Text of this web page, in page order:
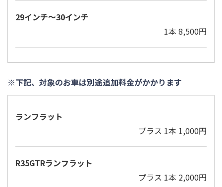
29インチ〜30インチ
1本 8,500円
※下記、対象のお車は別途追加料金がかかります
ランフラット
プラス 1本 1,000円
R35GTRランフラット
プラス 1本 2,000円